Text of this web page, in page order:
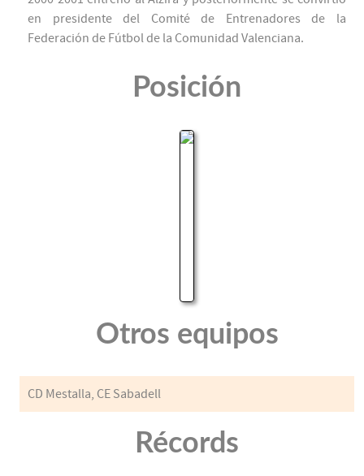
en presidente del Comité de Entrenadores de la
Federación de Fútbol de la Comunidad Valenciana.
Posición
Otros equipos
CD Mestalla, CE Sabadell
Récords